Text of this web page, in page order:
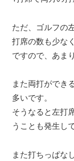
ただ、ゴルフの
打席の数も少な
ですので、あま
また両打ができ
多いです。
そうなると左打
うことも発生し
また打ちっぱな